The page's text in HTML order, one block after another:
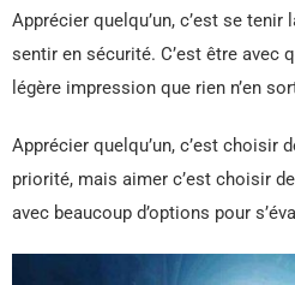
Apprécier quelqu’un, c’est se
sentir en sécurité. C’est être avec
légère impression que rien n’en
Apprécier quelqu’un, c’est choisir
priorité, mais aimer c’est choisir
avec beaucoup d’options pour